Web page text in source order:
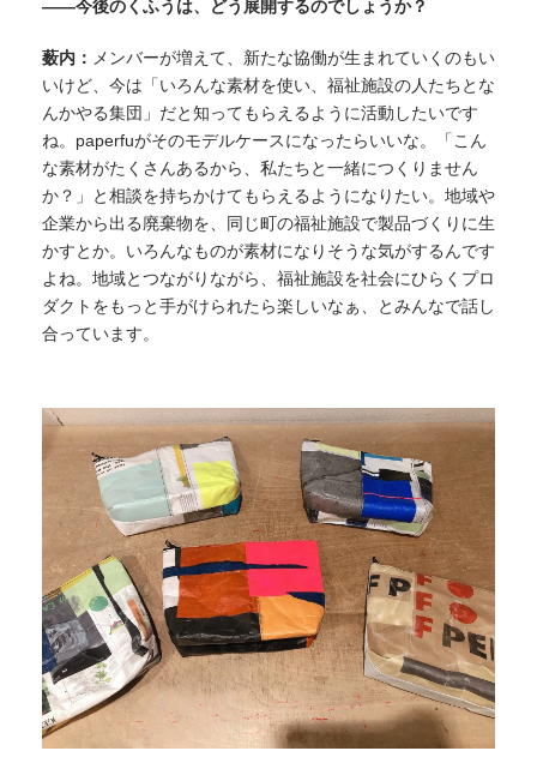
——今後のくふうは、どう展開するのでしょうか？
薮内： メンバーが増えて、新たな協働が生まれていくのもい
いけど、今は「いろんな素材を使い、福祉施設の人たちとな
んかやる集団」だと知ってもらえるように活動したいです
ね。paperfuがそのモデルケースになったらいいな。「こん
な素材がたくさんあるから、私たちと一緒につくりません
か？」と相談を持ちかけてもらえるようになりたい。地域や
企業から出る廃棄物を、同じ町の福祉施設で製品づくりに生
かすとか。いろんなものが素材になりそうな気がするんです
よね。地域とつながりながら、福祉施設を社会にひらくプロ
ダクトをもっと手がけられたら楽しいなぁ、とみんなで話し
合っています。